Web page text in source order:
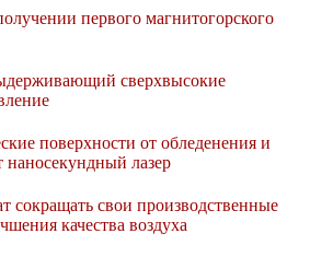
первого магнитогорского
сверхвысокие
поверхности от обледенения и
наносекундный лазер
сокращать свои производственные
качества воздуха